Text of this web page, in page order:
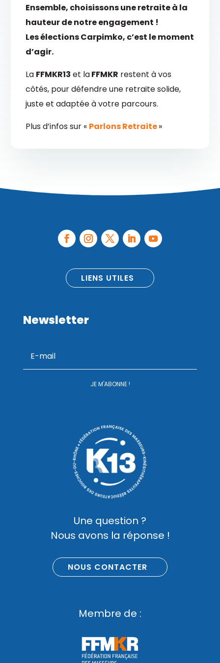
Ensemble, choisissons une retraite à la
hauteur de notre engagement !
Les élections Carpimko, c’est le moment
d’agir.
La FFMKR13 et laFFMKR restent à vos
côtés, pour défendre une retraite solide,
juste et adaptée à votre parcours.
Plus d’infos sur « Parlons Retraite»
LIENS UTILES
Newsletter
JE M'ABONNE !
Une question ?
Nous avons la réponse !
NOUS CONTACTER
Membre de :